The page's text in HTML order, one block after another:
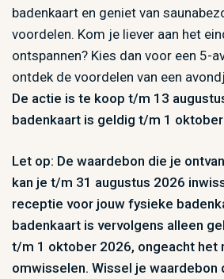
badenkaart en geniet van
voordelen. Kom je liever aan het
ontspannen? Kies dan voor een 5-
ontdek de voordelen van een
De actie is te koop t/m 13
badenkaart is geldig t/m 1
Let op: De waardebon die je
kan je t/m 31 augustus 2026
receptie voor jouw fysieke
badenkaart is vervolgens alleen
t/m 1 oktober 2026, ongeacht het
omwisselen. Wissel je waardebon